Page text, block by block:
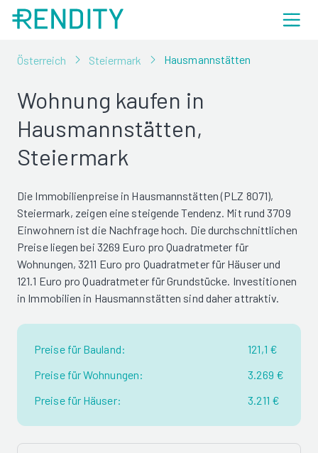
Österreich Steiermark Hausmannstätten
Wohnung kaufen in
Hausmannstätten,
Steiermark
Die Immobilienpreise in Hausmannstätten (PLZ 8071),
Steiermark, zeigen eine steigende Tendenz. Mit rund 3709
Einwohnern ist die Nachfrage hoch. Die durchschnittlichen
Preise liegen bei 3269 Euro pro Quadratmeter für
Wohnungen, 3211 Euro pro Quadratmeter für Häuser und
121.1 Euro pro Quadratmeter für Grundstücke. Investitionen
in Immobilien in Hausmannstätten sind daher attraktiv.
Preise für Bauland:
121,1 €
Preise für Wohnungen:
3.269 €
Preise für Häuser:
3.211 €